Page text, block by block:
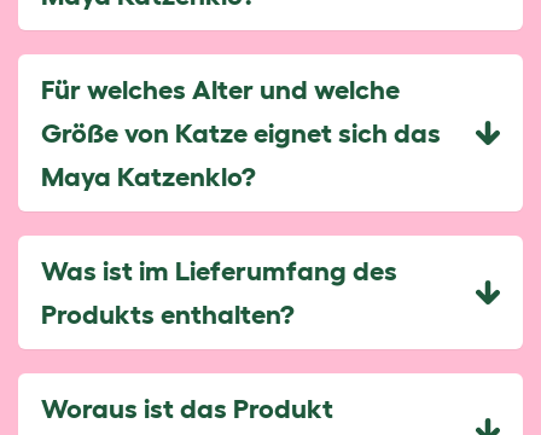
Für welches Alter und welche
Größe von Katze eignet sich das
Maya Katzenklo?
Was ist im Lieferumfang des
Produkts enthalten?
Woraus ist das Produkt